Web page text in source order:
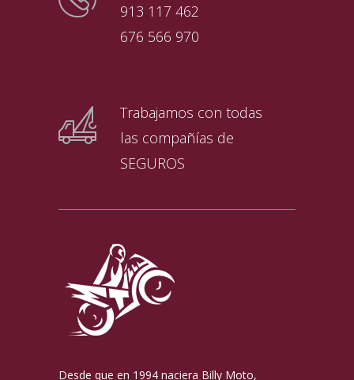
913 117 462
676 566 970
Trabajamos con todas
las compañías de
SEGUROS
Desde que en 1994 naciera Billy Moto,